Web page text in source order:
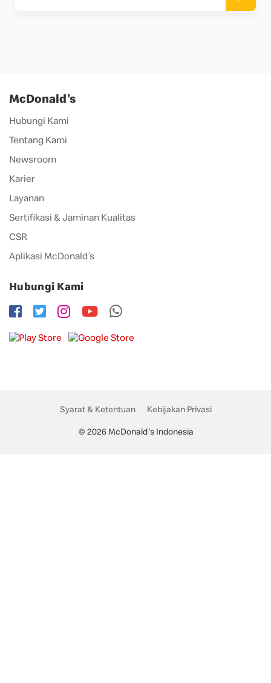
McDonald's
Hubungi Kami
Tentang Kami
Newsroom
Karier
Layanan
Sertifikasi & Jaminan Kualitas
CSR
Aplikasi McDonald’s
Hubungi Kami
Syarat & Ketentuan Kebijakan Privasi
© 2026 McDonald's Indonesia